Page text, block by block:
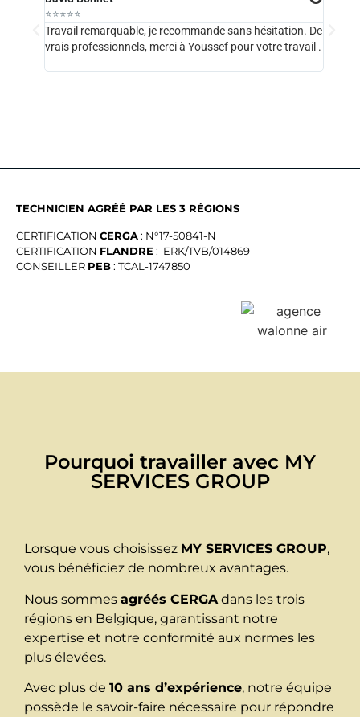
⭐⭐⭐⭐⭐
Travail remarquable, je recommande sans hésitation. De
vrais professionnels, merci à Youssef pour votre travail .
TECHNICIEN AGRÉÉ PAR LES 3 RÉGIONS
CERTIFICATION CERGA: N°17-50841-N
CERTIFICATION FLANDRE : ERK/TVB/014869
CONSEILLER PEB: TCAL-1747850
Pourquoi travailler avec MY
SERVICES GROUP
Lorsque vous choisissez MY SERVICES GROUP,
vous bénéficiez de nombreux avantages.
Nous sommes agréés CERGA dans les trois
régions en Belgique, garantissant notre
expertise et notre conformité aux normes les
plus élevées.
Avec plus de 10 ans d’expérience, notre équipe
possède le savoir-faire nécessaire pour répondre